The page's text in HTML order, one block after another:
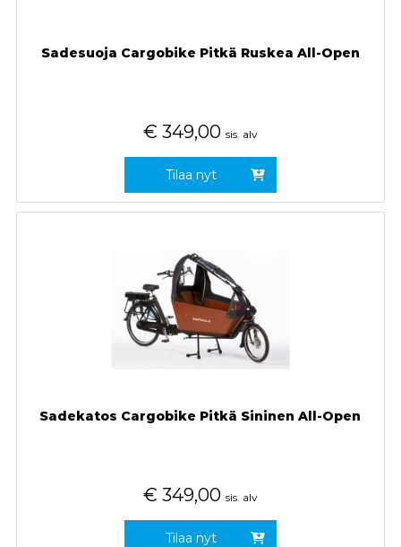
Sadesuoja Cargobike Pitkä Ruskea All-Open
€ 349,00 sis. alv
Tilaa nyt
Sadekatos Cargobike Pitkä Sininen All-Open
€ 349,00 sis. alv
Tilaa nyt